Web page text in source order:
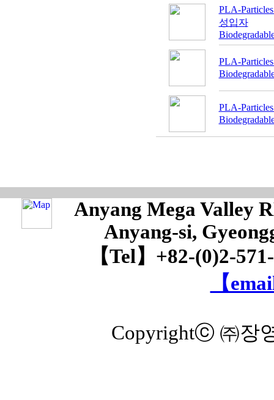
PLA-
성입자
PLA-
PLA-
Anyang Mega Valley
Anyang-si,
【Tel】+82-(0)2-
【
Copyrightⓒ ㈜장